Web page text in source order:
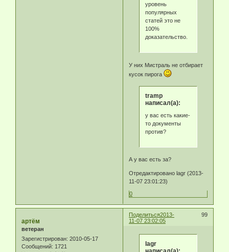
уровень
популярных
статей это не
100%
доказательство.
У них Мистраль не отбирает
кусок пирога
tramp
написал(а):
у вас есть какие-
то документы
против?
А у вас есть за?
Отредактировано lagr (2013-
11-07 23:01:23)
0
Поделиться 99
2013-
11-07 23:02:05
артём
ветеран
Зарегистрирован: 2010-05-17
Сообщений: 1721
lagr